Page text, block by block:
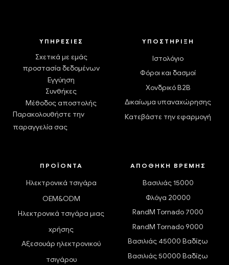
ΥΠΗΡΕΣΊΕΣ
Σχετικά με εμάς
προστασία δεδομένων
Εγγύηση
Συνθήκες
Μέθοδος αποστολής
Παρακολουθήστε την
παραγγελία σας
ΥΠΟΣΤΉΡΙΞΗ
Ιστολόγιο
Φόροι και δασμοί
Χονδρικό B2B
Δικαίωμα υπαναχώρησης
Κατεβάστε την εφαρμογή
ΠΡΟΪΌΝΤΑ
Ηλεκτρονικά τσιγάρα
OEM&ODM
Ηλεκτρονικά τσιγάρα μιας
χρήσης
Αξεσουάρ ηλεκτρονικού
τσιγάρου
ΑΠΟΘΉΚΗ ΒΡΈΜΗΣ
Βασιλιάς 15000
Φλόγα 20000
RandM Tornado 7000
RandM Tornado 9000
Βασιλιάς 45000 Βαδίζω
Βασιλιάς 50000 Βαδίζω